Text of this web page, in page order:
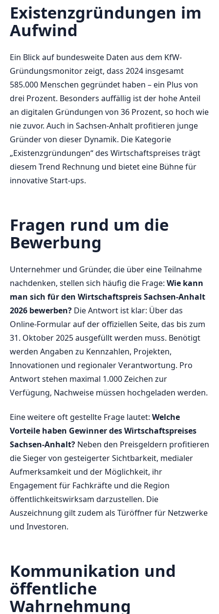
Existenzgründungen im
Aufwind
Ein Blick auf bundesweite Daten aus dem KfW-
Gründungsmonitor zeigt, dass 2024 insgesamt
585.000 Menschen gegründet haben – ein Plus von
drei Prozent. Besonders auffällig ist der hohe Anteil
an digitalen Gründungen von 36 Prozent, so hoch wie
nie zuvor. Auch in Sachsen-Anhalt profitieren junge
Gründer von dieser Dynamik. Die Kategorie
„Existenzgründungen“ des Wirtschaftspreises trägt
diesem Trend Rechnung und bietet eine Bühne für
innovative Start-ups.
Fragen rund um die
Bewerbung
Unternehmer und Gründer, die über eine Teilnahme
nachdenken, stellen sich häufig die Frage: Wie kann
man sich für den Wirtschaftspreis Sachsen-Anhalt
2026 bewerben? Die Antwort ist klar: Über das
Online-Formular auf der offiziellen Seite, das bis zum
31. Oktober 2025 ausgefüllt werden muss. Benötigt
werden Angaben zu Kennzahlen, Projekten,
Innovationen und regionaler Verantwortung. Pro
Antwort stehen maximal 1.000 Zeichen zur
Verfügung, Nachweise müssen hochgeladen werden.
Eine weitere oft gestellte Frage lautet: Welche
Vorteile haben Gewinner des Wirtschaftspreises
Sachsen-Anhalt? Neben den Preisgeldern profitieren
die Sieger von gesteigerter Sichtbarkeit, medialer
Aufmerksamkeit und der Möglichkeit, ihr
Engagement für Fachkräfte und die Region
öffentlichkeitswirksam darzustellen. Die
Auszeichnung gilt zudem als Türöffner für Netzwerke
und Investoren.
Kommunikation und
öffentliche
Wahrnehmung